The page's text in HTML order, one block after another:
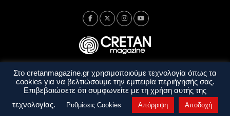
Ταυτότητα Πολιτική Απορρήτου
Όροι Χρήσης
Όροι και Προϋποθέσεις
Στο cretanmagazine.gr χρησιμοποιούμε τεχνολογία όπως τα
cookies για να βελτιώσουμε την εμπειρία περιήγησής σας.
Επιβεβαιώσετε ότι συμφωνείτε με τη χρήση αυτής της
τεχνολογίας.
Ρυθμίσεις Cookies Απόρριψη Αποδοχή